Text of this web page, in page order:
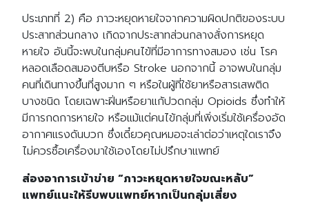
ประเภทที่ 2) คือ ภาวะหยุดหายใจจากความผิดปกติของระบบ
ประสาทส่วนกลาง เกิดจากประสาทส่วนกลางสั่งการหยุด
หายใจ อันนี้จะพบในกลุ่มคนไข้ที่มีอาการทางสมอง เช่น โรค
หลอดเลือดสมองตีบหรือ Stroke นอกจากนี้ อาจพบในกลุ่ม
คนที่เดินทางขึ้นที่สูงมาก ๆ หรือในผู้ที่ใช้ยาหรือสารเสพติด
บางชนิด โดยเฉพาะฝิ่นหรือยาแก้ปวดกลุ่ม Opioids ซึ่งทำให้
มีการกดการหายใจ หรือแม้แต่คนไข้กลุ่มที่เพิ่งเริ่มใช้เครื่องอัด
อากาศแรงดันบวก ซึ่งเดี๋ยวคุณหมอจะเล่าต่อว่าเหตุใดเราจึง
ไม่ควรซื้อเครื่องมาใช้เองโดยไม่ปรึกษาแพทย์
ส่องอาการเข้าข่าย “ภาวะหยุดหายใจขณะหลับ”
แพทย์แนะให้รีบพบแพทย์หากเป็นกลุ่มเสี่ยง